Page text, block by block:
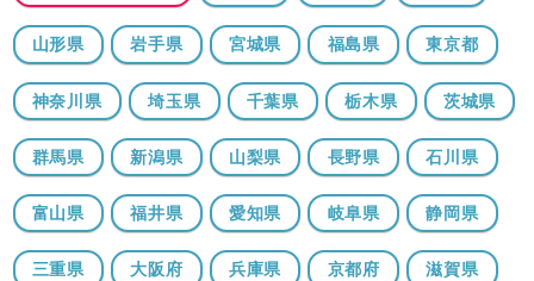
山形県 岩手県 宮城県 福島県 東京都
神奈川県 埼玉県 千葉県 栃木県 茨城県
群馬県 新潟県 山梨県 長野県 石川県
富山県 福井県 愛知県 岐阜県 静岡県
三重県 大阪府 兵庫県 京都府 滋賀県